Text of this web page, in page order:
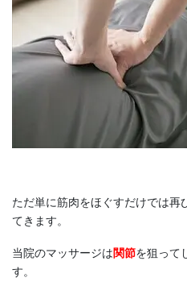
ただ単に筋肉をほぐすだけでは再
てきます。
当院のマッサージは関節を狙って
す。